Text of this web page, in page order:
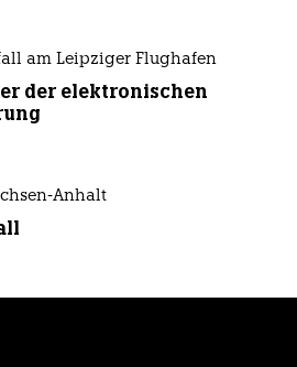
am Leipziger Flughafen
der elektronischen
Anhalt